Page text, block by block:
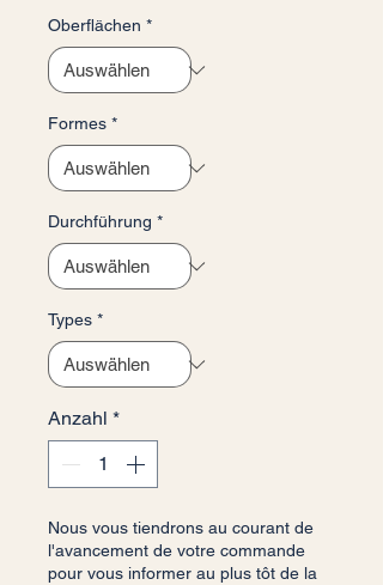
Oberflächen *
Formes *
Durchführung *
Types *
Anzahl *
Nous vous tiendrons au courant de
l'avancement de votre commande
pour vous informer au plus tôt de la